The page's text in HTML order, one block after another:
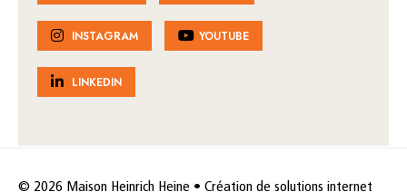
INSTAGRAM YOUTUBE
LINKEDIN
© 2026 Maison Heinrich Heine • Création de solutions internet